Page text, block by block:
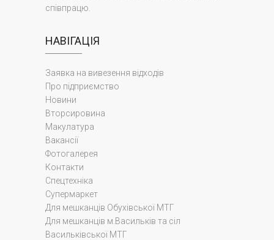
співпрацю.
НАВІГАЦІЯ
Заявка на вивезення відходів
Про підприємство
Новини
Вторсировина
Макулатура
Вакансії
Фотогалерея
Контакти
Cпецтехніка
Супермаркет
Для мешканців Обухівської МТГ
Для мешканців м.Васильків та сіл
Васильківської МТГ